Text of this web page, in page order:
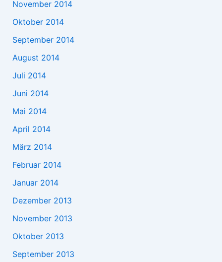
November 2014
Oktober 2014
September 2014
August 2014
Juli 2014
Juni 2014
Mai 2014
April 2014
März 2014
Februar 2014
Januar 2014
Dezember 2013
November 2013
Oktober 2013
September 2013